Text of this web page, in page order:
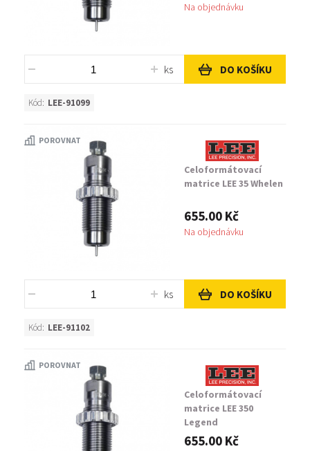
Na objednávku
ks DO KOŠÍKU
Kód: LEE-91099
POROVNAT
Celoformátovací
matrice LEE 35 Whelen
655.00 Kč
Na objednávku
ks DO KOŠÍKU
Kód: LEE-91102
POROVNAT
Celoformátovací
matrice LEE 350
Legend
655.00 Kč